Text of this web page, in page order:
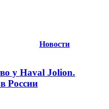
Новости
у Haval Jolion.
России